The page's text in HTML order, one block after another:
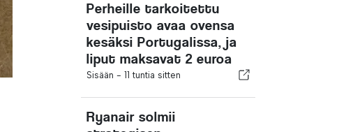
Perheille tarkoitettu
vesipuisto avaa ovensa
kesäksi Portugalissa, ja
liput maksavat 2 euroa
Sisään - 11 tuntia sitten
Ryanair solmii